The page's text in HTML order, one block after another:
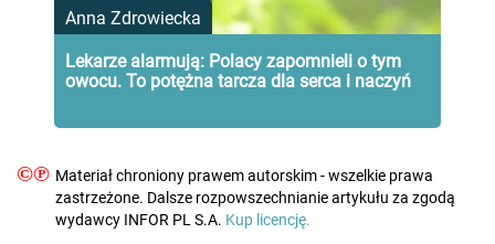
Anna Zdrowiecka
Lekarze alarmują: Polacy zapomnieli o tym
owocu. To potężna tarcza dla serca i naczyń
©℗ Materiał chroniony prawem autorskim - wszelkie prawa
zastrzeżone. Dalsze rozpowszechnianie artykułu za zgodą
wydawcy INFOR PL S.A. Kup licencję.